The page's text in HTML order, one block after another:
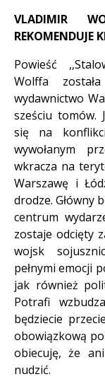
VLADIMIR
REKOMENDUJE
Powieść
Wolffa
wydawnictwo
sześciu tomów.
się na
wywołanym
wkracza na
Warszawę i
drodze. Główny
centrum
zostaje odcięty
wojsk
pełnymi emocji
jak również
Potrafi
będziecie
obowiązkową
obiecuję, że
nudzić.